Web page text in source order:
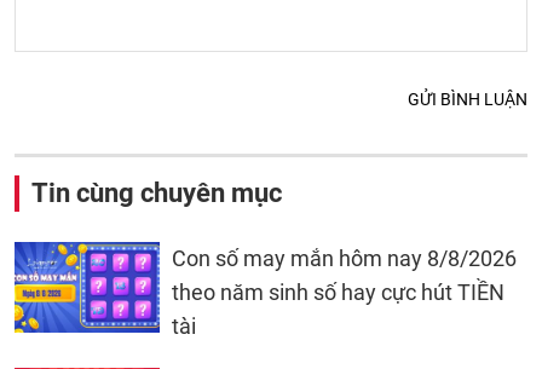
GỬI BÌNH LUẬN
Tin cùng chuyên mục
Con số may mắn hôm nay 8/8/2026
theo năm sinh số hay cực hút TIỀN
tài